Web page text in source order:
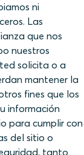
ni
Las
que nos
nuestros
solicita o a
mantener la
fines que los
información
para cumplir con
del sitio o
tanto